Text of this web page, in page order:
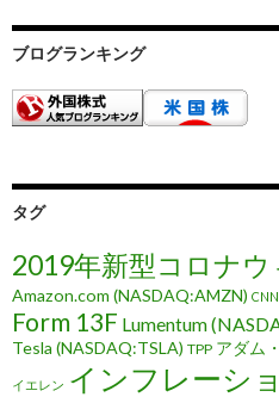
ブログランキング
タグ
2019年新型コロナウ
Amazon.com (NASDAQ:AMZN) CNN
Form 13F Lumentum
Tesla (NASDAQ:TSLA) TPP アダム
イエレン インフレーシ